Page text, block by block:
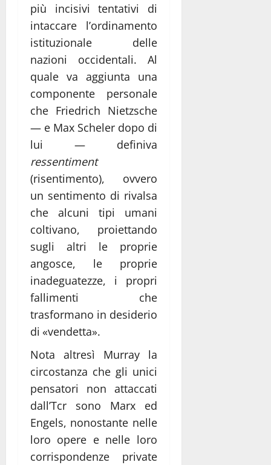
più incisivi tentativi di
intaccare l’ordinamento
istituzionale delle
nazioni occidentali. Al
quale va aggiunta una
componente personale
che Friedrich Nietzsche
— e Max Scheler dopo di
lui — definiva
ressentiment
(risentimento), ovvero
un sentimento di rivalsa
che alcuni tipi umani
coltivano, proiettando
sugli altri le proprie
angosce, le proprie
inadeguatezze, i propri
fallimenti che
trasformano in desiderio
di «vendetta».
Nota altresì Murray la
circostanza che gli unici
pensatori non attaccati
dall’Tcr sono Marx ed
Engels, nonostante nelle
loro opere e nelle loro
corrispondenze private